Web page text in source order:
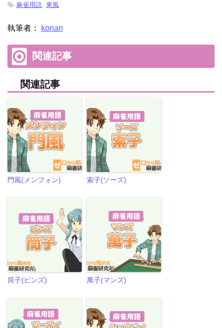
-麻雀用語, 東風
執筆者： konan
関連記事
関連記事
門風(メンフォン) 索子(ソーズ)
筒子(ピンズ) 萬子(マンズ)